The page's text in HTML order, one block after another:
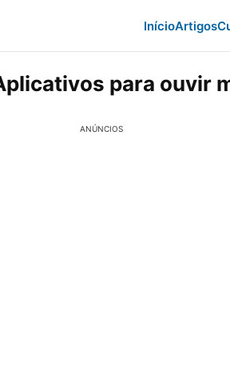
InícioArtigos
para ouvir
ANÚNCIOS